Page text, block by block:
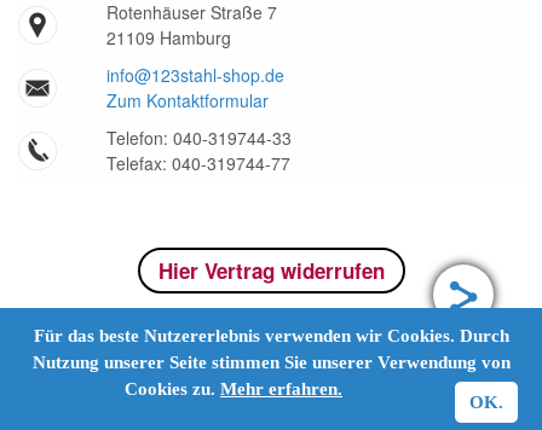
Für das beste Nutzererlebnis verwenden wir Cookies. Durch
Nutzung unserer Seite stimmen Sie unserer Verwendung von
Cookies zu. Mehr erfahren.
OK.
Rotenhäuser Straße 7
21109 Hamburg
info@123stahl-shop.de
Zum Kontaktformular
Telefon: 040-319744-33
Telefax: 040-319744-77
Hier Vertrag widerrufen